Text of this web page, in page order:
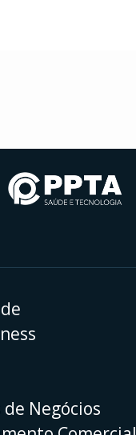
Negócios